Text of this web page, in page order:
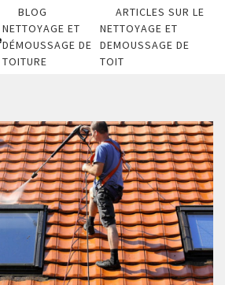
BLOG
NETTOYAGE ET
DÉMOUSSAGE DE
TOITURE
ARTICLES SUR LE
NETTOYAGE ET
DEMOUSSAGE DE
TOIT